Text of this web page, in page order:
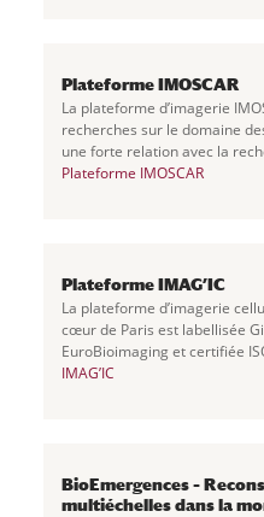
Plateforme IMOSCAR
La plateforme d’imagerie
recherches sur le domaine
une forte relation avec la
Plateforme IMOSCAR
Plateforme IMAG’IC
La plateforme d’imagerie
cœur de Paris est labellisée
EuroBioimaging et certifiée
IMAG’IC
BioEmergences –
multiéchelles dans la